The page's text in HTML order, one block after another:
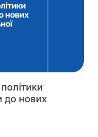
до нових